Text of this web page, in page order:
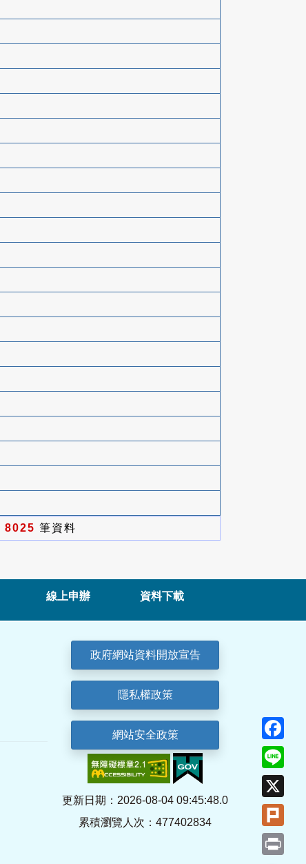
8025 筆資料
線上申辦 資料下載
政府網站資料開放宣告
隱私權政策
網站安全政策
更新日期：2026-08-04 09:45:48.0
累積瀏覽人次：477402834